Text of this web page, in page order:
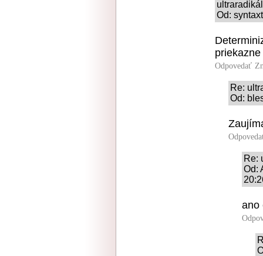
Od:
Odpovedať
Re:
Od:
Re:
Od:
ano